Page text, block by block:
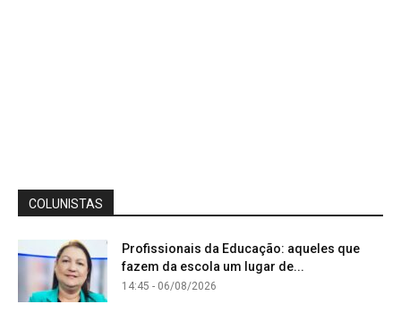
COLUNISTAS
Profissionais da Educação: aqueles que
fazem da escola um lugar de...
14:45 - 06/08/2026